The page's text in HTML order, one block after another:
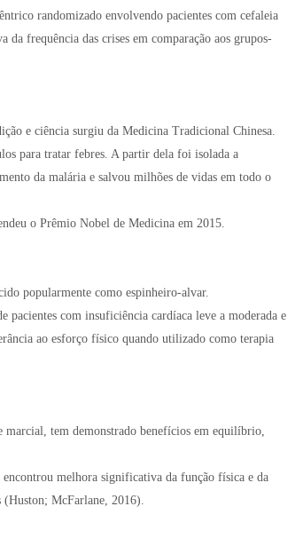
randomizado envolvendo pacientes com cefaleia
frequência das crises em comparação aos grupos-
e ciência surgiu da Medicina Tradicional Chinesa.
para tratar febres. A partir dela foi isolada a
da malária e salvou milhões de vidas em todo o
o Prêmio Nobel de Medicina em 2015.
popularmente como espinheiro-alvar.
com insuficiência cardíaca leve a moderada e
ao esforço físico quando utilizado como terapia
tem demonstrado benefícios em equilíbrio,
encontrou melhora significativa da função física e da
McFarlane, 2016).